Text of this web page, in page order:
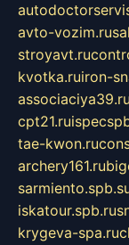
avto-vozim.ru
stroyavt.ru
kvotka.ruiron-
associaciya39.ru
cpt21.ru
tae-kwon.ru
archery161.ru
iskatour.spb.ru
krygeva-spa.ru